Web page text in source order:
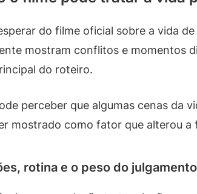
do filme oficial sobre a vida
mostram conflitos e momentos
do roteiro.
perceber que algumas cenas da
mostrado como fator que alterou
rotina e o peso do